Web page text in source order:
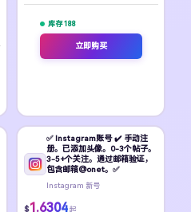
库存 188
立即购买
✅ Instagram账号 ✔️ 手动注
册。已添加头像。0-3个帖子。
3-5+个关注。通过邮箱验证，
包含邮箱@onet。✅
Instagram 新号
$1.6304 起